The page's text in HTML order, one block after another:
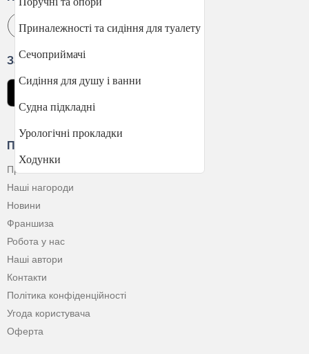
Приналежності та сидіння для туалету
Сечоприймачі
Сидіння для душу і ванни
Судна підкладні
Урологічні прокладки
Ходунки
Про Компанію
Про нас
Наші нагороди
Новини
Франшиза
Робота у нас
Наші автори
Контакти
Політика конфіденційності
Угода користувача
Оферта
Завантажити застосунок